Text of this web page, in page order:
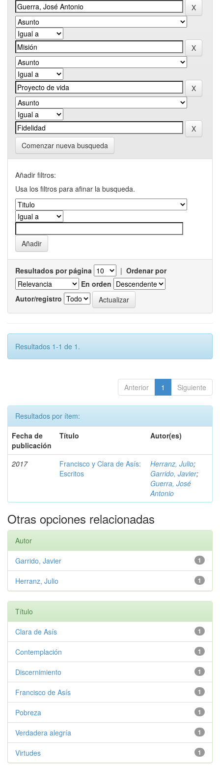
Comenzar nueva busqueda
Añadir filtros:
Usa los filtros para afinar la busqueda.
Resultados por página | Ordenar por
En orden
Autor/registro
Resultados 1-1 de 1.
Anterior 1 Siguiente
Resultados por ítem:
Fecha de
publicación
Título Autor(es)
2017
Francisco y Clara de Asís:
Escritos
Herranz, Julio;
Garrido, Javier;
Guerra, José
Antonio
Otras opciones relacionadas
Autor
1
Garrido, Javier
1
Herranz, Julio
Título
1
Clara de Asís
1
Contemplación
1
Discernimiento
1
Francisco de Asís
1
Pobreza
1
Verdadera alegría
1
Virtudes